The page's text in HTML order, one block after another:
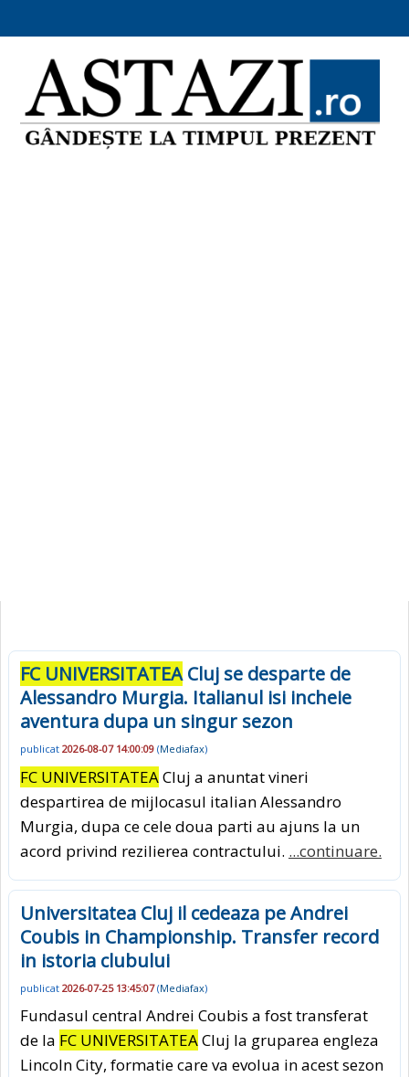
FC UNIVERSITATEACluj se desparte de
Alessandro Murgia. Italianul isi incheie
aventura dupa un singur sezon
publicat 2026-08-07 14:00:09 (Mediafax)
FC UNIVERSITATEACluj a anuntat vineri
despartirea de mijlocasul italian Alessandro
Murgia, dupa ce cele doua parti au ajuns la un
acord privind rezilierea contractului. ...continuare.
Universitatea Cluj il cedeaza pe Andrei
Coubis in Championship. Transfer record
in istoria clubului
publicat 2026-07-25 13:45:07(Mediafax)
Fundasul central Andrei Coubis a fost transferat
de la FC UNIVERSITATEACluj la gruparea engleza
Lincoln City, formatie care va evolua in acest sezon